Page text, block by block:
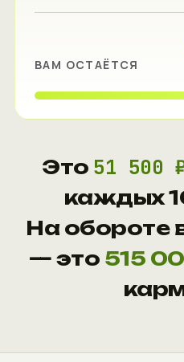
ВАМ ОСТАЁТСЯ
Это 51 500
каждых
На обороте
— это 515